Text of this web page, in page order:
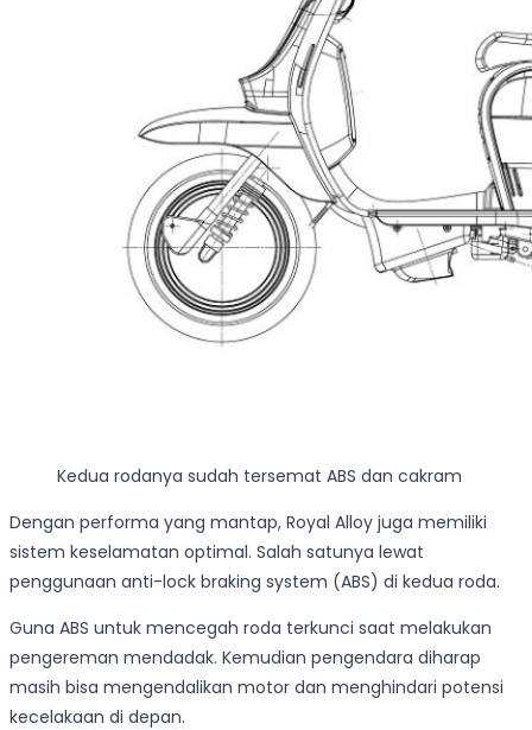
Kedua rodanya sudah tersemat ABS dan cakram
Dengan performa yang mantap, Royal Alloy juga memiliki
sistem keselamatan optimal. Salah satunya lewat
penggunaan anti-lock braking system (ABS) di kedua roda.
Guna ABS untuk mencegah roda terkunci saat melakukan
pengereman mendadak. Kemudian pengendara diharap
masih bisa mengendalikan motor dan menghindari potensi
kecelakaan di depan.